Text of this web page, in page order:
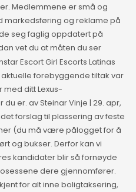
Medlemmene er små og
markedsføring og reklame på
seg faglig oppdatert på
vet du at måten du ser
forebyggende tiltak var
med ditt Lexus-
er. av Steinar Vinje | 29. apr,
forslag til plassering av feste
(du må være pålogget for å
og bukser. Derfor kan vi
kandidater blir så fornøyde
dere gjennomfører.
for alt inne boligtaksering,